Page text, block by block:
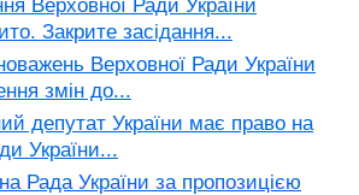
Верховної Ради України
Закрите засідання...
Верховної Ради України
змін до...
депутат України має право на
України...
Рада України за пропозицією